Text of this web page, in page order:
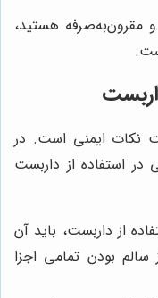
و مقرون‌به‌صرفه هستید،
نکات ایمنی است. در
در استفاده از داربست
از داربست، باید آن
سالم بودن تمامی اجزا